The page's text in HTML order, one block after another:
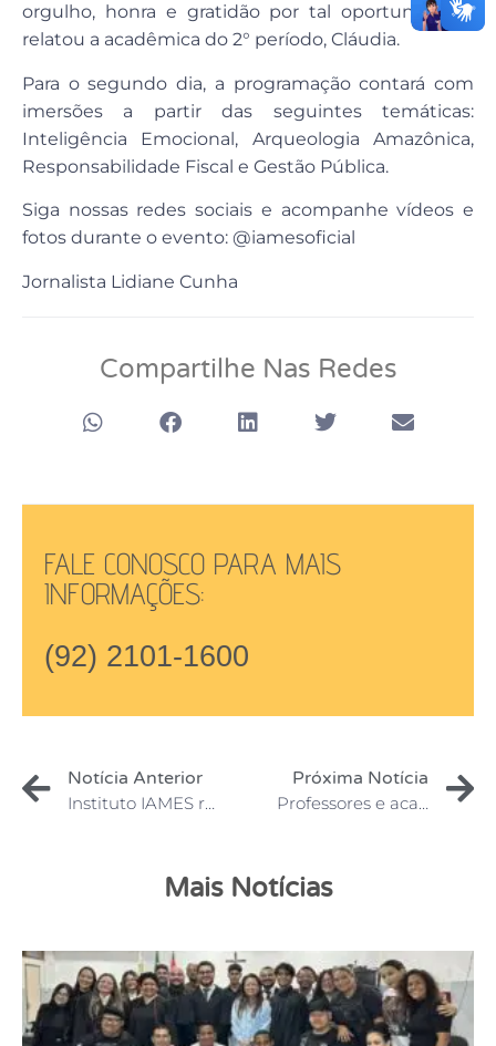
orgulho, honra e gratidão por tal oportunidade”,
relatou a acadêmica do 2° período, Cláudia.
Para o segundo dia, a programação contará com
imersões a partir das seguintes temáticas:
Inteligência Emocional, Arqueologia Amazônica,
Responsabilidade Fiscal e Gestão Pública.
Siga nossas redes sociais e acompanhe vídeos e
fotos durante o evento: @iamesoficial
Jornalista Lidiane Cunha
Compartilhe Nas Redes
FALE CONOSCO PARA MAIS
INFORMAÇÕES:
(92) 2101-1600
Notícia Anterior
Instituto IAMES realizará a II Semana de Iniciação Científica
Próxima Notícia
Professores e acadêmicos participam de Congresso Internacional de Direito do Trabalho
Mais Notícias